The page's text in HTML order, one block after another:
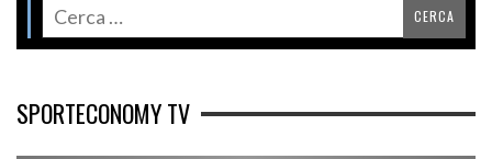
SPORTECONOMY TV